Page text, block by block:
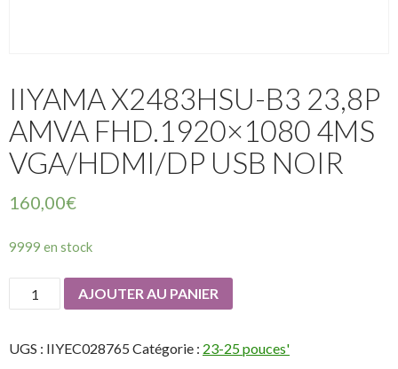
IIYAMA X2483HSU-B3 23,8P
AMVA FHD.1920×1080 4MS
VGA/HDMI/DP USB NOIR
160,00€
9999 en stock
quantité
de
X2483HSU-
AJOUTER AU PANIER
UGS : IIYEC028765 Catégorie : 23-25 pouces'